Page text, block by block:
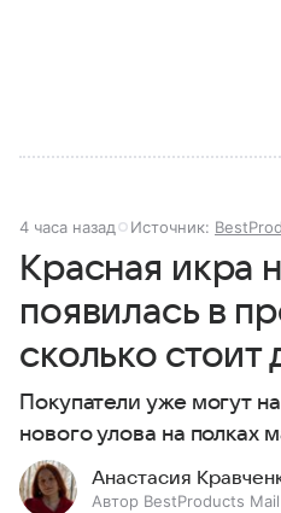
4 часа назад Источник:
Красная икра
появилась в
сколько стоит
Покупатели уже могут
нового улова на полках
Анастасия
Автор BestProducts Mail